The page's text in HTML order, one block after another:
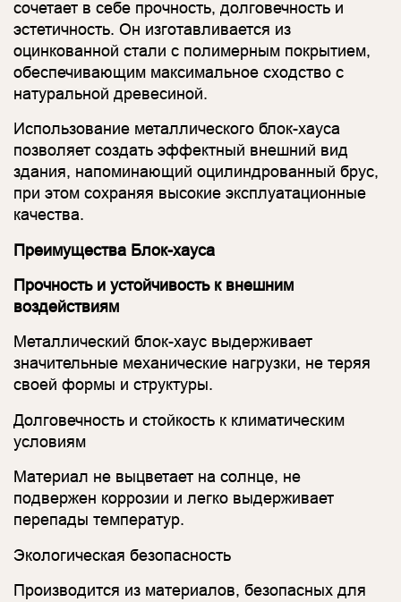
сочетает в себе прочность, долговечность и
эстетичность. Он изготавливается из
оцинкованной стали с полимерным покрытием,
обеспечивающим максимальное сходство с
натуральной древесиной.
Использование металлического блок-хауса
позволяет создать эффектный внешний вид
здания, напоминающий оцилиндрованный брус,
при этом сохраняя высокие эксплуатационные
качества.
Преимущества Блок-хауса
Прочность и устойчивость к внешним
воздействиям
Металлический блок-хаус выдерживает
значительные механические нагрузки, не теряя
своей формы и структуры.
Долговечность и стойкость к климатическим
условиям
Материал не выцветает на солнце, не
подвержен коррозии и легко выдерживает
перепады температур.
Экологическая безопасность
Производится из материалов, безопасных для